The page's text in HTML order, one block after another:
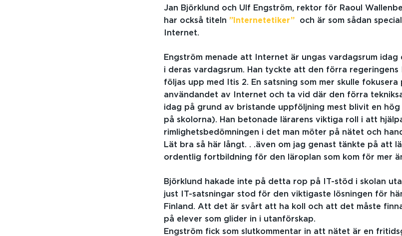
Jan Björklund och Ulf Engström, rektor för Raoul
har också titeln ”Internetetiker” och är som sådan
Internet.
Engström menade att Internet är ungas vardagsrum idag
i deras vardagsrum. Han tyckte att den förra regeringens
följas upp med Itis 2. En satsning som mer skulle
användandet av Internet och ta vid där den förra
idag på grund av bristande uppföljning mest blivit en
på skolorna). Han betonade lärarens viktiga roll i att
rimlighetsbedömningen i det man möter på nätet och
Lät bra så här långt. . .även om jag genast tänkte på att
ordentlig fortbildning för den läroplan som kom för mer
Björklund hakade inte på detta rop på IT-stöd i skolan
just IT-satsningar stod för den viktigaste lösningen för
Finland. Att det är svårt att ha koll och att det måste
på elever som glider in i utanförskap.
Engström fick som slutkommentar in att nätet är en